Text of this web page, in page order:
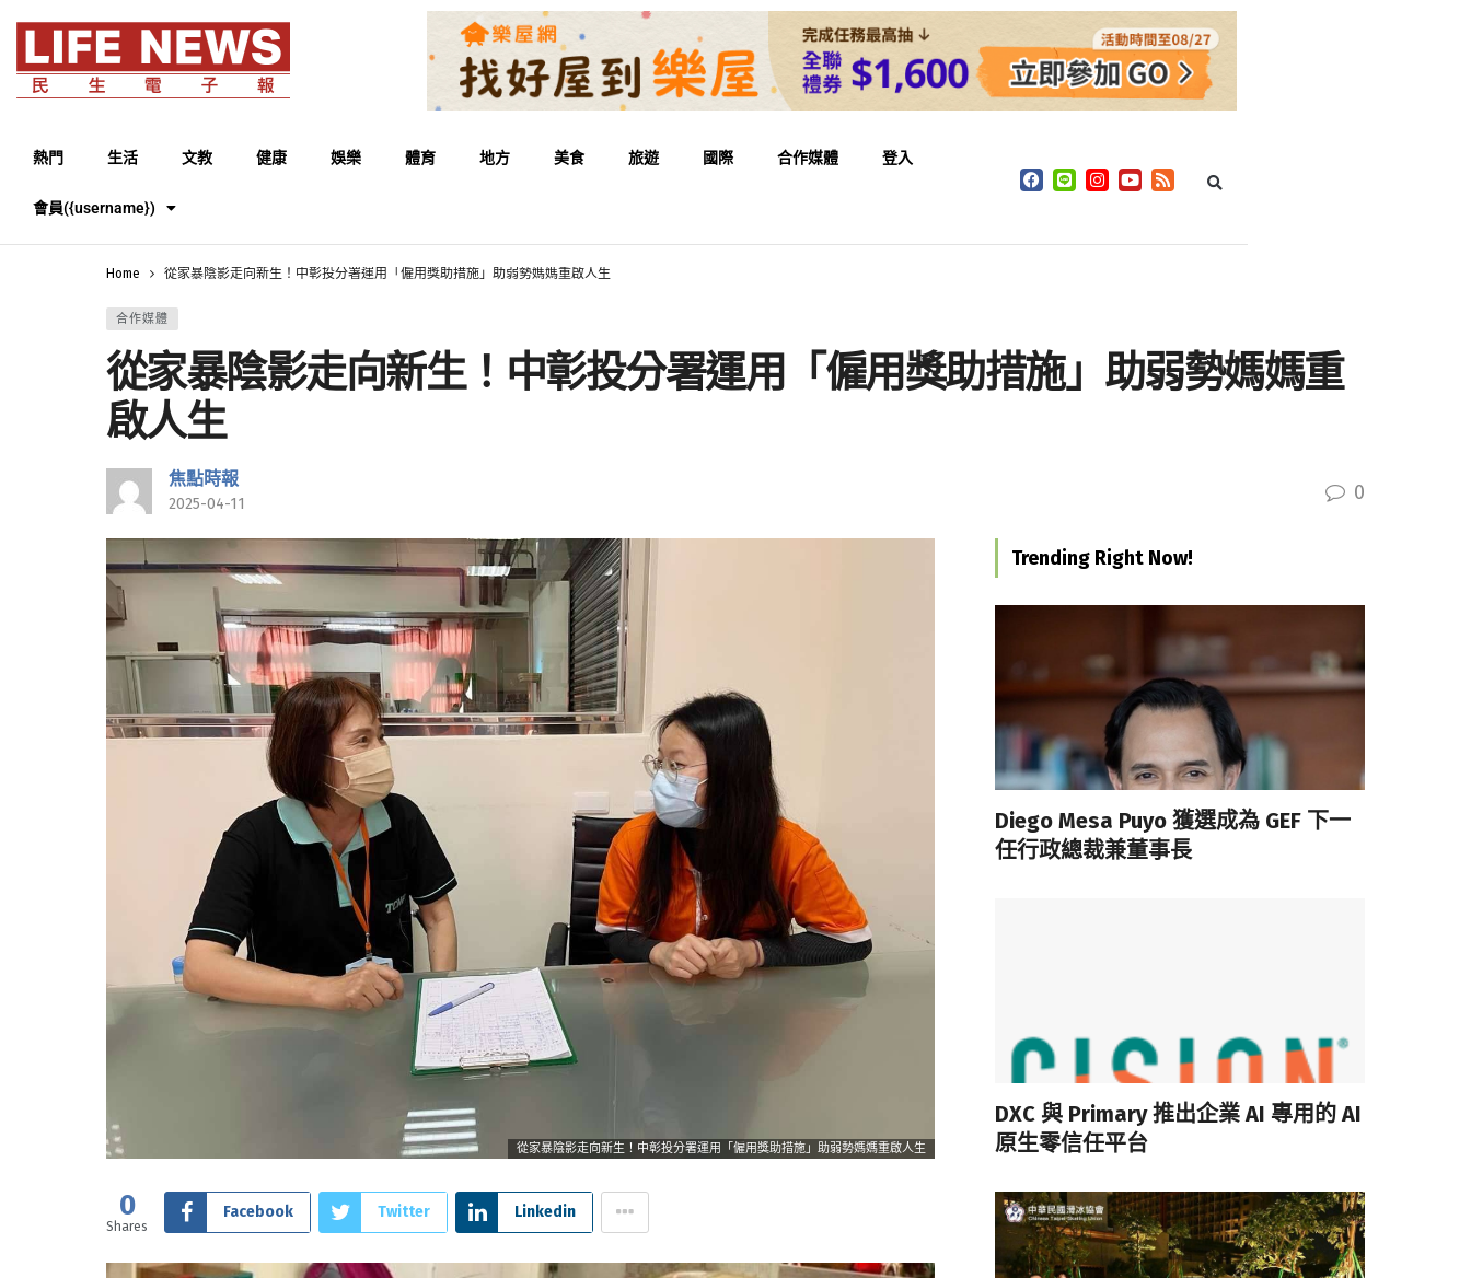
熱門 生活 文教 健康 娛樂 體育 地方 美食 旅遊 國際 合作媒體 登入
會員({username})
Home 從家暴陰影走向新生！中彰投分署運用「僱用獎助措施」助弱勢媽媽重啟人生
合作媒體
從家暴陰影走向新生！中彰投分署運用「僱用獎助措施」助弱勢媽媽重
啟人生
焦點時報
2025-04-11 0
從家暴陰影走向新生！中彰投分署運用「僱用獎助措施」助弱勢媽媽重啟人生
0
Shares
Facebook Twitter Linkedin
Trending Right Now!
Diego Mesa Puyo 獲選成為 GEF 下一
任行政總裁兼董事長
DXC 與 Primary 推出企業 AI 專用的 AI
原生零信任平台